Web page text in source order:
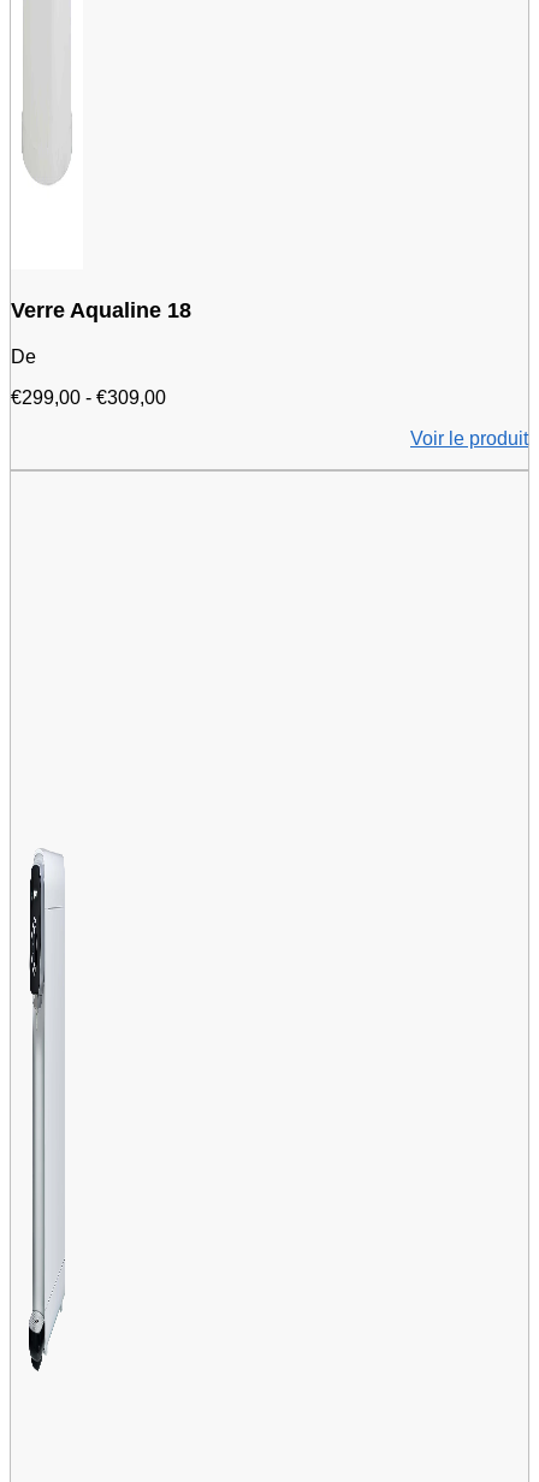
Verre Aqualine 18
De
€299,00 - €309,00Fourchette
Voir le produit